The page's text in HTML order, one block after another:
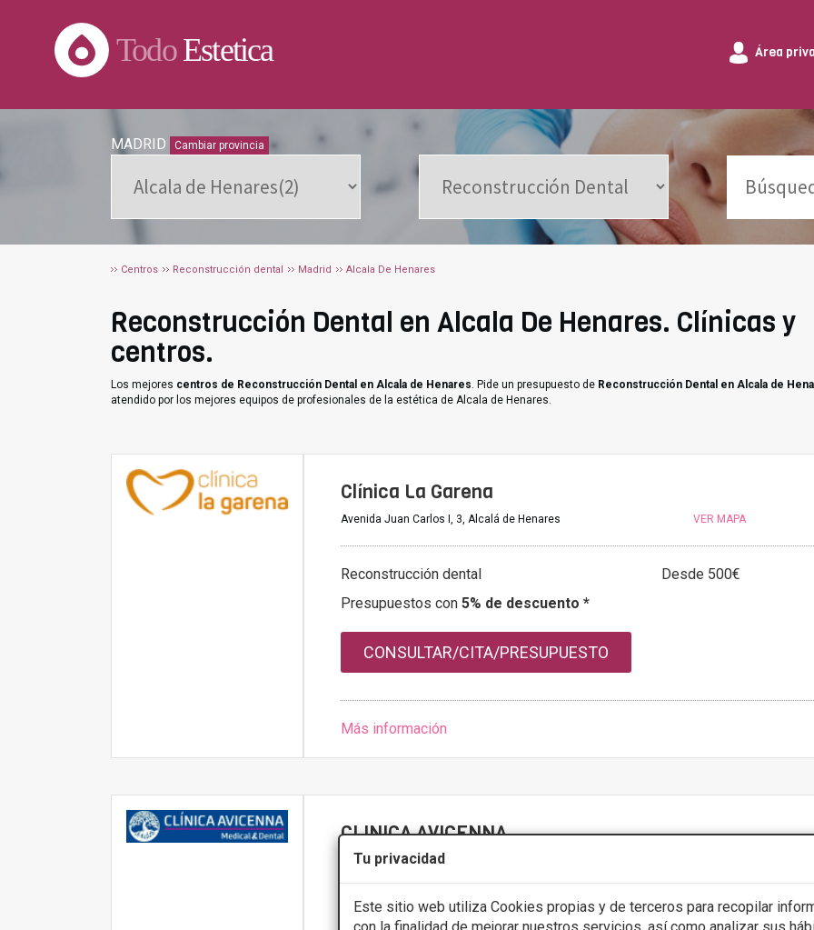
Tu privacidad
Este sitio web utiliza Cookies propias y de terceros para recopilar
TodoEstetica Área
MADRID Cambiar provincia
Centros Reconstrucción dental Madrid Alcala De Henares
Reconstrucción Dental en Alcala De Henares. Clínicas y
centros.
Los mejores centros de Reconstrucción Dental en Alcala de Henares. Pide un presupuesto de Reconstrucción Dental en Alcala de
atendido por los mejores equipos de profesionales de la estética de Alcala de Henares.
Clínica La Garena
Avenida Juan Carlos I, 3, Alcalá de Henares VER MAPA
Reconstrucción dental
Desde 500€
Presupuestos con 5% de descuento *
CONSULTAR/CITA/PRESUPUESTO
Más información
CLINICA AVICENNA
AVENIDA DE LA ALCARRIA 7, Alcalá de Henares
PRIMERA CONSULTA GRATUITA & FINANCIACIÓN A MEDIDA